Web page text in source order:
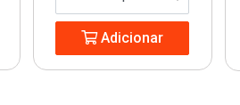
Adicionar